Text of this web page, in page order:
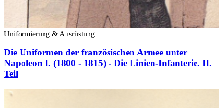
Uniformierung & Ausrüstung
Die Uniformen der französischen Armee unter
Napoleon I. (1800 - 1815) - Die Linien-Infanterie. II.
Teil